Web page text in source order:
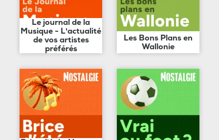
Le journal de la
Musique - L'actualité
de vos artistes
préférés
Les Bons Plans en
Wallonie